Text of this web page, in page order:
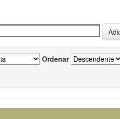
Ordenar